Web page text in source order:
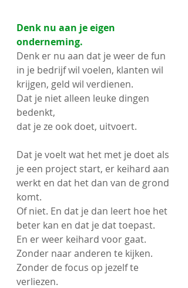
Denk nu aan je eigen
onderneming.
Denk er nu aan dat je weer de fun
in je bedrijf wil voelen, klanten wil
krijgen, geld wil verdienen.
Dat je niet alleen leuke dingen
bedenkt,
dat je ze ook doet, uitvoert.
Dat je voelt wat het met je doet als
je een project start, er keihard aan
werkt en dat het dan van de grond
komt.
Of niet. En dat je dan leert hoe het
beter kan en dat je dat toepast.
En er weer keihard voor gaat.
Zonder naar anderen te kijken.
Zonder de focus op jezelf te
verliezen.